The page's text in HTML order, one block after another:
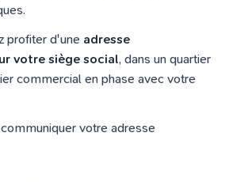
profiter d'une adresse
votre siège social, dans un quartier
commercial en phase avec votre
votre adresse